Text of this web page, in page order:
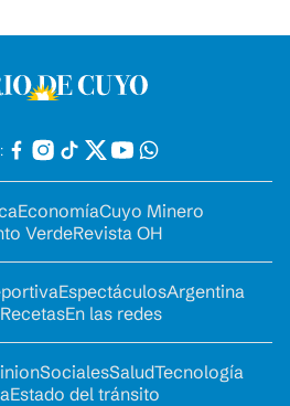
EconomíaCuyo Minero
VerdeRevista OH
EspectáculosArgentina
RecetasEn las redes
SocialesSaludTecnología
Estado del tránsito